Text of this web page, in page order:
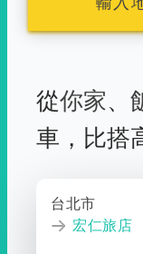
從你家、
車， 比搭
台北市
宏仁旅店